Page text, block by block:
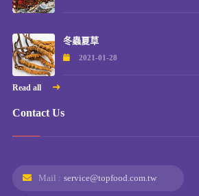
冬蟲夏草
2021-01-28
Read all
Contact Us
Mail : service@topfood.com.tw